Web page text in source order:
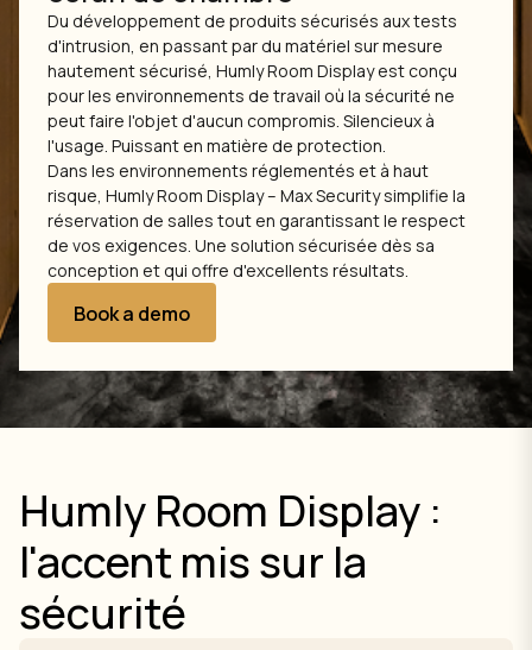
Du développement de produits sécurisés aux tests
d'intrusion, en passant par du matériel sur mesure
hautement sécurisé, Humly Room Display est conçu
pour les environnements de travail où la sécurité ne
peut faire l'objet d'aucun compromis. Silencieux à
l'usage. Puissant en matière de protection.
Dans les environnements réglementés et à haut
risque, Humly Room Display – Max Security simplifie la
réservation de salles tout en garantissant le respect
de vos exigences. Une solution sécurisée dès sa
conception et qui offre d'excellents résultats.
Book a demo
Humly Room Display :
l'accent mis sur la
sécurité